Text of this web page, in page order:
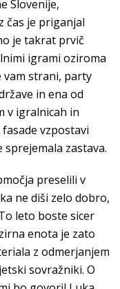
Slovenije,
čas je priganjal
je takrat prvič
igrami oziroma
vam strani, party
in ena od
v igralnicah in
vzpostavi
zastava.
preselili v
ne diši zelo dobro,
leto boste sicer
enota je zato
z odmerjanjem
sovražniki. O